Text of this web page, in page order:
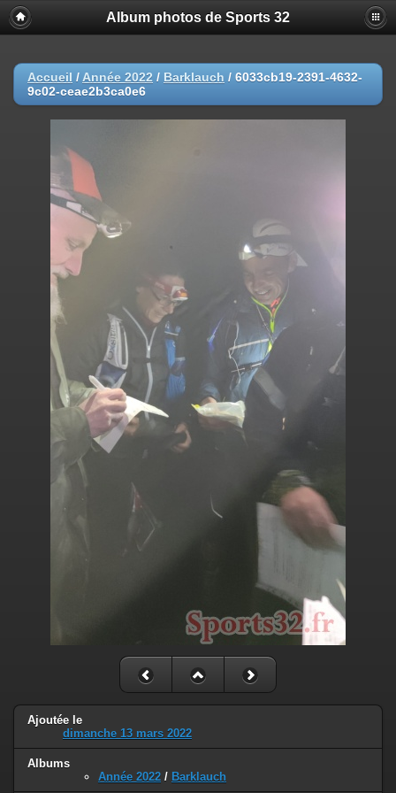
Album photos de Sports 32
Accueil / Année 2022 / Barklauch / 6033cb19-2391-4632-
9c02-ceae2b3ca0e6
Ajoutée le
dimanche 13 mars 2022
Albums
Année 2022 / Barklauch